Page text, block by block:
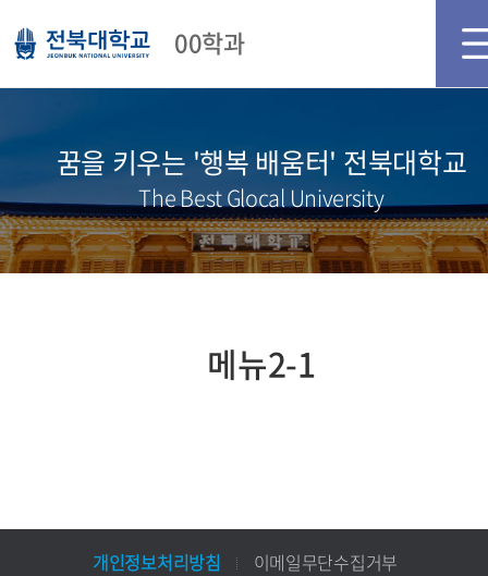
00학과
꿈을 키우는 '행복 배움터' 전북대학교
The Best Glocal University
메뉴2-1
개인정보처리방침 이메일무단수집거부